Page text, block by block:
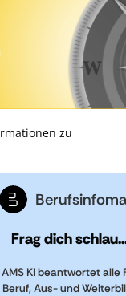
zu
Frag dich
KI beantwortet alle
Beruf, Aus- und